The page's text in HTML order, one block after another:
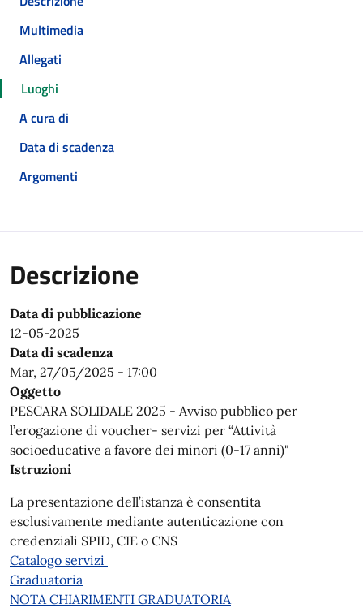
Multimedia
Allegati
Luoghi
A cura di
Data di scadenza
Argomenti
Descrizione
Data di pubblicazione
12-05-2025
Data di scadenza
Mar, 27/05/2025 - 17:00
Oggetto
PESCARA SOLIDALE 2025 - Avviso pubblico per
l’erogazione di voucher- servizi per “Attività
socioeducative a favore dei minori (0-17 anni)"
Istruzioni
La presentazione dell’istanza è consentita
esclusivamente mediante autenticazione con
credenziali SPID, CIE o CNS
Catalogo servizi
Graduatoria
NOTA CHIARIMENTI GRADUATORIA